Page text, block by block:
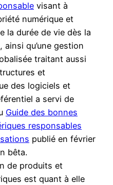
visant à
numérique et
la durée de vie dès la
ainsi qu’une gestion
traitant aussi
et
des logiciels et
a servi de
Guide des bonnes
responsables
publié en février
bêta.
de produits et
est quant à elle